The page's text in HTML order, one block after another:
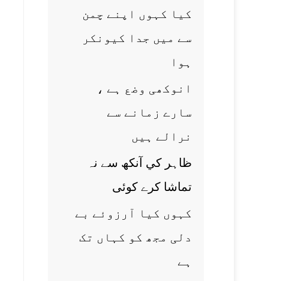
کيا کہوں اپنے چمن
سے ميں جدا کيونکر
ہوا
انوکھی وضع ہے ،
سارے زمانے سے
نرالے ہيں
ظاہر کي آنکھ سے نہ
تماشا کرے کوئی
کہوں کيا آرزوئے بے
دلی مجھ کو کہاں تک
ہے